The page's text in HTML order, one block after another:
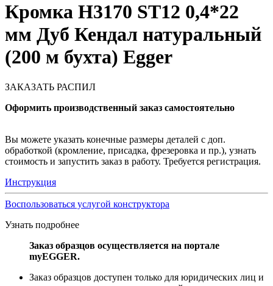
Кромка H3170 ST12 0,4*22
мм Дуб Кендал натуральный
(200 м бухта) Egger
ЗАКАЗАТЬ РАСПИЛ
Оформить производственный заказ самостоятельно
Вы можете указать конечные размеры деталей с доп.
обработкой (кромление, присадка, фрезеровка и пр.), узнать
стоимость и запустить заказ в работу. Требуется регистрация.
Инструкция
Воспользоваться услугой конструктора
Узнать подробнее
Заказ образцов осуществляется на портале
myEGGER.
Заказ образцов доступен только для юридических лиц и